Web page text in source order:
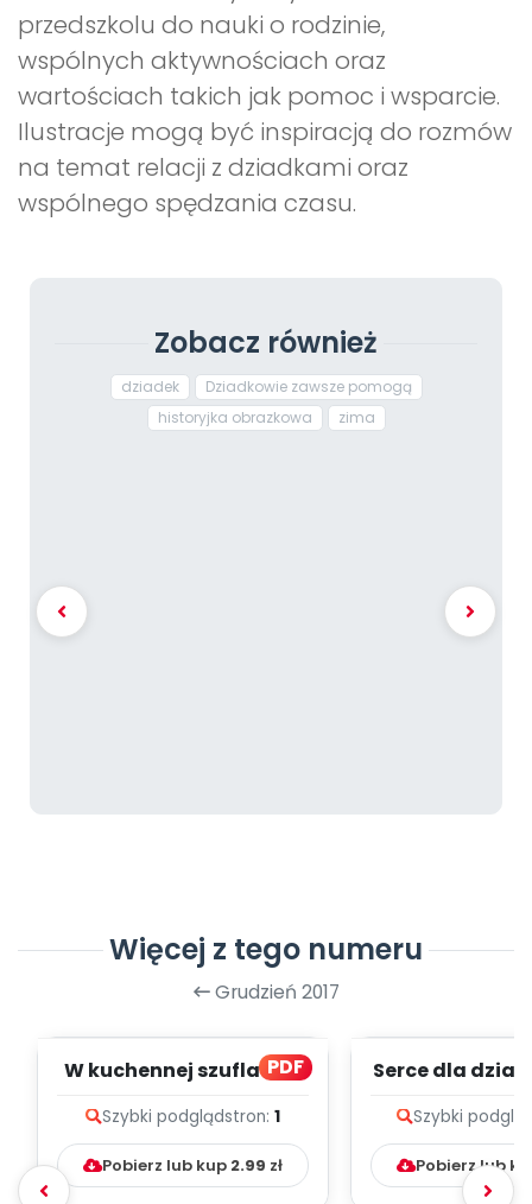
przedszkolu do nauki o rodzinie,
wspólnych aktywnościach oraz
wartościach takich jak pomoc i wsparcie.
Ilustracje mogą być inspiracją do rozmów
na temat relacji z dziadkami oraz
wspólnego spędzania czasu.
Zobacz również
dziadek
Dziadkowie zawsze pomogą
historyjka obrazkowa
zima
Więcej z tego numeru
Grudzień 2017
PDF
W kuchennej szufladzie
Szybki podglądstron: 1
Pobierz lub kup 2.99 zł
Serce dla
Szybki
Pobierz lub